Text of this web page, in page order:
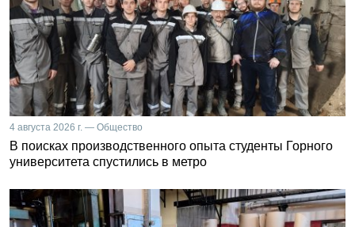
4 августа 2026 г. — Общество
В поисках производственного опыта студенты Горного
университета спустились в метро